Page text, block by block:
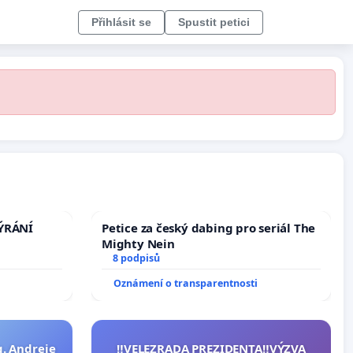
Přihlásit se Spustit petici
Petice za český dabing pro seriál The
Mighty Nein
8 podpisů
Oznámení o transparentnosti
Andreje
‼️VELEZRADA PREZIDENTA‼️VÝZVA